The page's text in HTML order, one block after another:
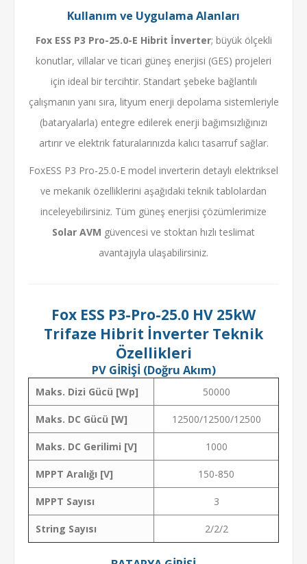
Kullanım ve Uygulama Alanları
Fox ESS P3 Pro-25.0-E Hibrit İnverter; büyük ölçekli
konutlar, villalar ve ticari güneş enerjisi (GES) projeleri
için ideal bir tercihtir. Standart şebeke bağlantılı
çalışmanın yanı sıra, lityum enerji depolama sistemleriyle
(bataryalarla) entegre edilerek enerji bağımsızlığınızı
artırır ve elektrik faturalarınızda kalıcı tasarruf sağlar.
FoxESS P3 Pro-25.0-E model inverterin detaylı elektriksel
ve mekanik özelliklerini aşağıdaki teknik tablolardan
inceleyebilirsiniz. Tüm güneş enerjisi çözümlerimize
Solar AVM güvencesi ve stoktan hızlı teslimat
avantajıyla ulaşabilirsiniz.
Fox ESS P3-Pro-25.0 HV 25kW
Trifaze Hibrit İnverter Teknik
Özellikleri
PV GİRİŞİ (Doğru Akım)
Maks. Dizi Gücü [Wp] 50000
Maks. DC Gücü [W] 12500/12500/12500
Maks. DC Gerilimi [V] 1000
MPPT Aralığı [V] 150-850
MPPT Sayısı 3
String Sayısı 2/2/2